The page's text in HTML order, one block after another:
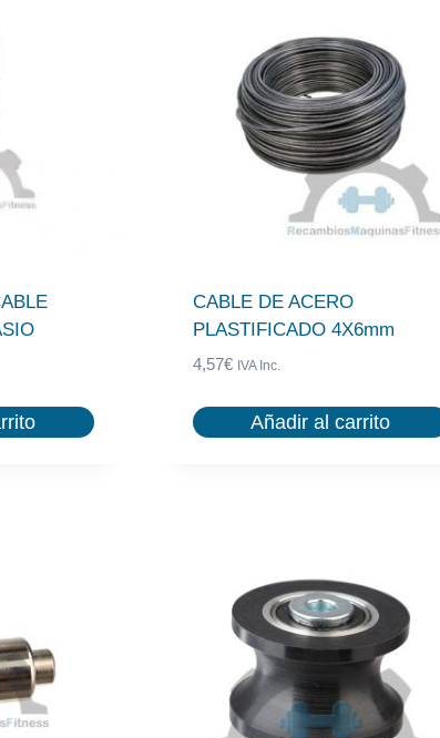
CABLE DE ACERO
PLASTIFICADO 4X6mm
4,57€ IVA Inc.
Añadir al carrito